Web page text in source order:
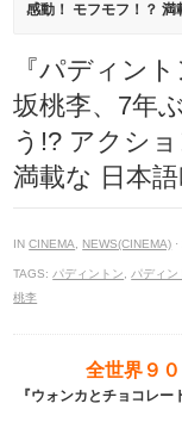
感動！ モフモフ！？ 満
『パディン
坂桃李、7年
う!? アクシ
満載な 日本語
INCINEMA NEWS(CINEMA)
TAGS: パディントン パディン
桃李
全世界９
『ウォンカとチョコレ